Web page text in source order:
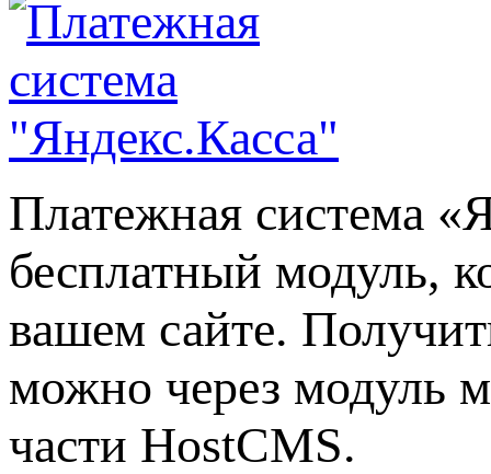
Платежная система
бесплатный модуль,
вашем сайте.
можно через модуль
части HostCMS.